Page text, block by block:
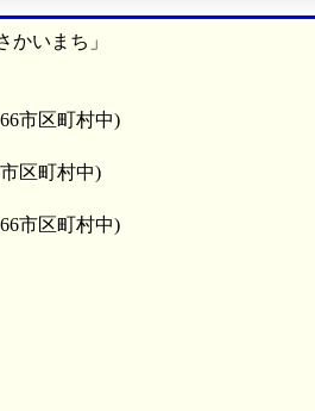
かいまち」
市区町村中)
区町村中)
市区町村中)